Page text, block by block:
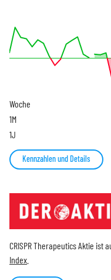
Woche
1M
1J
Kennzahlen und Details
CRISPR Therapeutics Aktie ist
Index